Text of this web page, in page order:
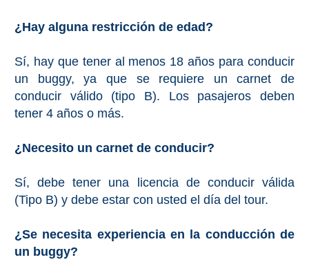
¿Hay alguna restricción de edad?
Sí, hay que tener al menos 18 años para conducir
un buggy, ya que se requiere un carnet de
conducir válido (tipo B). Los pasajeros deben
tener 4 años o más.
¿Necesito un carnet de conducir?
Sí, debe tener una licencia de conducir válida
(Tipo B) y debe estar con usted el día del tour.
¿Se necesita experiencia en la conducción de
un buggy?